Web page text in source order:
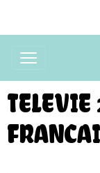
TELEVIE